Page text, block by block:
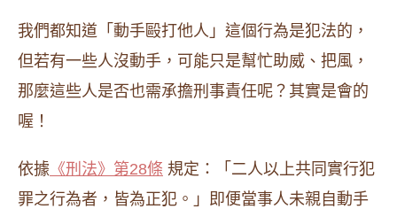
我們都知道「動手毆打他人」這個行為是犯法的，
但若有一些人沒動手，可能只是幫忙助威、把風，
那麼這些人是否也需承擔刑事責任呢？其實是會的
喔！
依據 《刑法》第28條 規定：「二人以上共同實行犯
罪之行為者，皆為正犯。」即便當事人未親自動手